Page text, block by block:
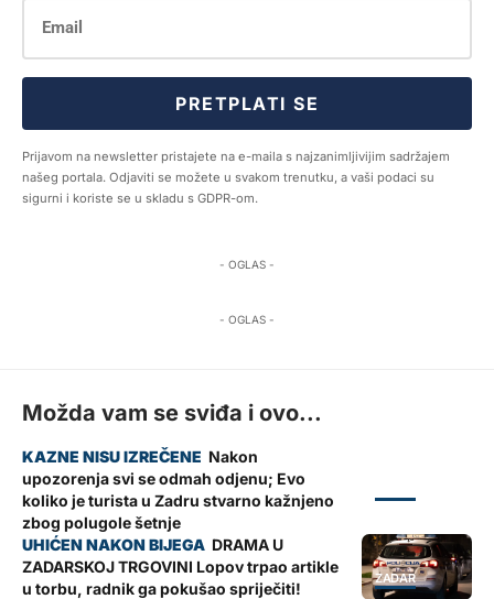
PRETPLATI SE
Prijavom na newsletter pristajete na e-maila s najzanimljivijim sadržajem
našeg portala. Odjaviti se možete u svakom trenutku, a vaši podaci su
sigurni i koriste se u skladu s GDPR-om.
- OGLAS -
- OGLAS -
Možda vam se sviđa i ovo...
Nakon
upozorenja svi se odmah odjenu; Evo
koliko je turista u Zadru stvarno kažnjeno
zbog polugole šetnje
ZADAR
DRAMA U
ZADARSKOJ TRGOVINI Lopov trpao artikle
u torbu, radnik ga pokušao spriječiti!